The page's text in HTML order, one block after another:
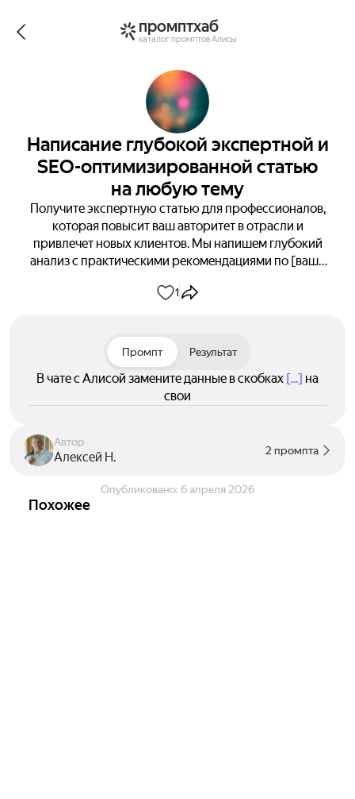
промптхаб
каталог промптов Алисы
Написание глубокой экспертной и
SEO-оптимизированной статью
на любую тему
Получите экспертную статью для профессионалов,
которая повысит ваш авторитет в отрасли и
привлечет новых клиентов. Мы напишем глубокий
анализ с практическими рекомендациями по [ваша
проверенные стратегии. Целевая аудитория —
источники. Превратите знания в конверсии прямо
сейчас!
1
Промпт Результат
В чате с Алисой замените данные в скобках [...] на
свои
Автор
Алексей Н. 2 промпта
Опубликовано: 6 апреля 2026
Похожее